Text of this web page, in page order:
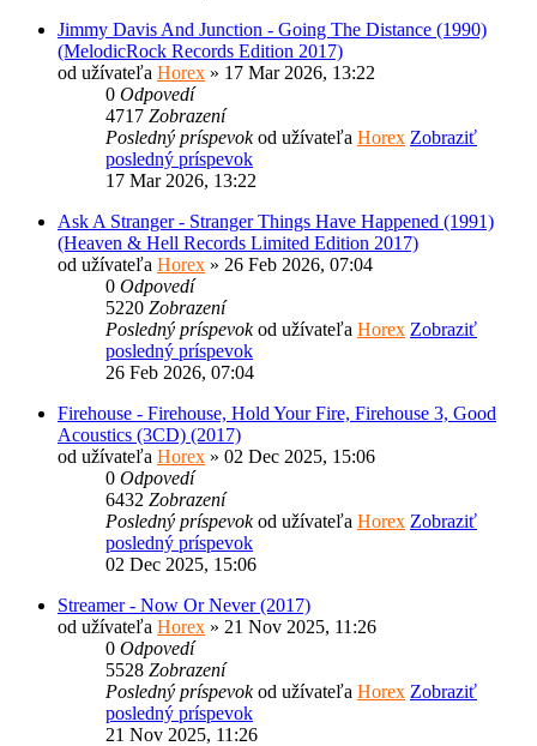
Jimmy Davis And Junction - Going The Distance (1990)
(MelodicRock Records Edition 2017)
od užívateľa Horex » 17 Mar 2026, 13:22
0 Odpovedí
4717 Zobrazení
Posledný príspevokod užívateľa Horex Zobraziť
posledný príspevok
17 Mar 2026, 13:22
Ask A Stranger - Stranger Things Have Happened (1991)
(Heaven & Hell Records Limited Edition 2017)
od užívateľa Horex » 26 Feb 2026, 07:04
0 Odpovedí
5220 Zobrazení
Posledný príspevokod užívateľa Horex Zobraziť
posledný príspevok
26 Feb 2026, 07:04
Firehouse - Firehouse, Hold Your Fire, Firehouse 3, Good
Acoustics (3CD) (2017)
od užívateľa Horex » 02 Dec 2025, 15:06
0 Odpovedí
6432 Zobrazení
Posledný príspevokod užívateľa Horex Zobraziť
posledný príspevok
02 Dec 2025, 15:06
Streamer - Now Or Never (2017)
od užívateľa Horex » 21 Nov 2025, 11:26
0 Odpovedí
5528 Zobrazení
Posledný príspevokod užívateľa Horex Zobraziť
posledný príspevok
21 Nov 2025, 11:26